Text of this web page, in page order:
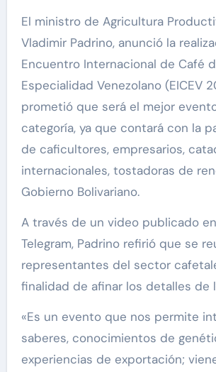
El ministro de Agricultura Productiva y Tierras,
Vladimir Padrino, anunció la
Encuentro Internacional de Café
Especialidad Venezolano (EICEV
prometió que será el mejor
categoría, ya que contará con la
de caficultores, empresarios,
internacionales, tostadoras de
Gobierno Bolivariano.
A través de un video publicado
Telegram, Padrino refirió que se
representantes del sector
finalidad de afinar los detalles de
«Es un evento que nos permite
saberes, conocimientos de
experiencias de exportación;